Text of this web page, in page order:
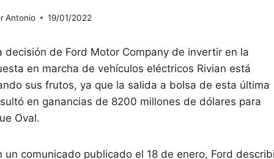
Antonio 19/01/2022
decisión de Ford Motor Company de invertir en la
en marcha de vehículos eléctricos Rivian está
sus frutos, ya que la salida a bolsa de esta última
en ganancias de 8200 millones de dólares para
Oval.
un comunicado publicado el 18 de enero, Ford